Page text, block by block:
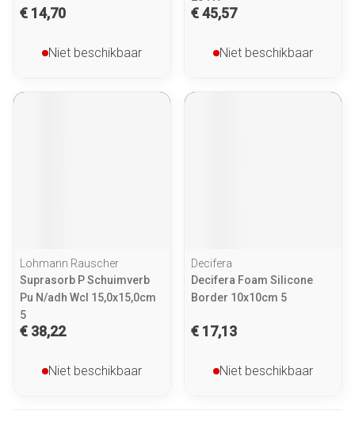
€ 14,70
Niet beschikbaar
€ 45,57
Niet beschikbaar
Lohmann Rauscher
Suprasorb P Schuimverb
Pu N/adh Wcl 15,0x15,0cm
5
€ 38,22
Niet beschikbaar
Decifera
Decifera Foam Silicone
Border 10x10cm 5
€ 17,13
Niet beschikbaar